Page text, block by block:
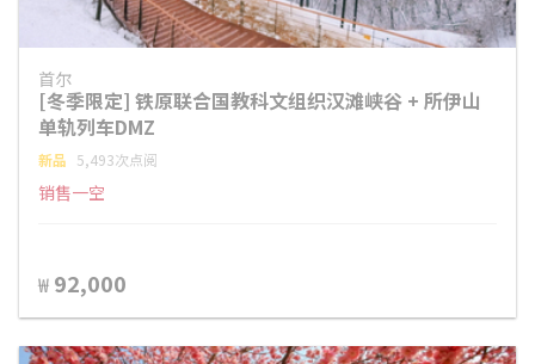
首尔
[冬季限定] 铁原联合国教科文组织汉滩峡谷 + 所伊山
单轨列车DMZ
新品 5,493次点阅
销售一空
₩ 92,000